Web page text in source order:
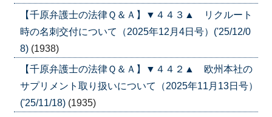
【千原弁護士の法律Ｑ＆Ａ】▼４４３▲ リクルート
時の名刺交付について（2025年12月4日号）('25/12/0
8) (1938)
【千原弁護士の法律Ｑ＆Ａ】▼４４２▲ 欧州本社の
サプリメント取り扱いについて（2025年11月13日号）
('25/11/18) (1935)